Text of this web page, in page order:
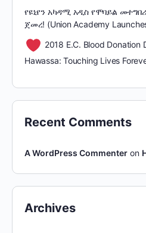
የዩኒየን አካዳሚ አዲስ የሞባይል
ጀመረ! (Union Academy
2018 E.C. Blood Donation
Hawassa: Touching Lives
Recent Comments
A WordPress Commenter on
Archives